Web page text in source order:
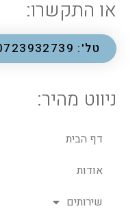
או התקשרו:
טל': 0723932739
ניווט מהיר:
דף הבית
אודות
שירותים